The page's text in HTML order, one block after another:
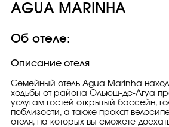
AGUA MARINHA
Об отеле:
Описание отеля
Семейный отель Agua Marinha
ходьбы от района Ольюш-де-Агуа
услугам гостей открытый бассейн,
поблизости, а также прокат
отеля, на которых вы сможете